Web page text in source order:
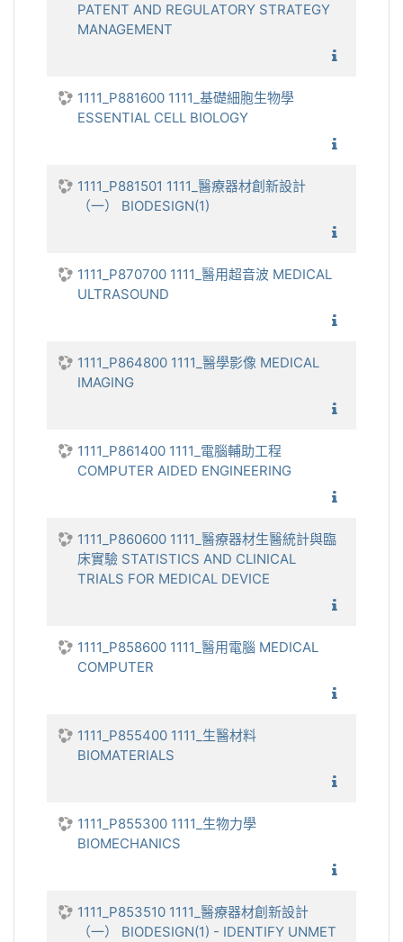
PATENT AND REGULATORY STRATEGY
MANAGEMENT
1111_P881600 1111_基礎細胞生物學
ESSENTIAL CELL BIOLOGY
1111_P881501 1111_醫療器材創新設計
（一） BIODESIGN(1)
1111_P870700 1111_醫用超音波 MEDICAL
ULTRASOUND
1111_P864800 1111_醫學影像 MEDICAL
IMAGING
1111_P861400 1111_電腦輔助工程
COMPUTER AIDED ENGINEERING
1111_P860600 1111_醫療器材生醫統計與臨
床實驗 STATISTICS AND CLINICAL
TRIALS FOR MEDICAL DEVICE
1111_P858600 1111_醫用電腦 MEDICAL
COMPUTER
1111_P855400 1111_生醫材料
BIOMATERIALS
1111_P855300 1111_生物力學
BIOMECHANICS
1111_P853510 1111_醫療器材創新設計
（一） BIODESIGN(1) - IDENTIFY UNMET